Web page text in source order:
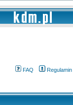
FAQ Regulamin